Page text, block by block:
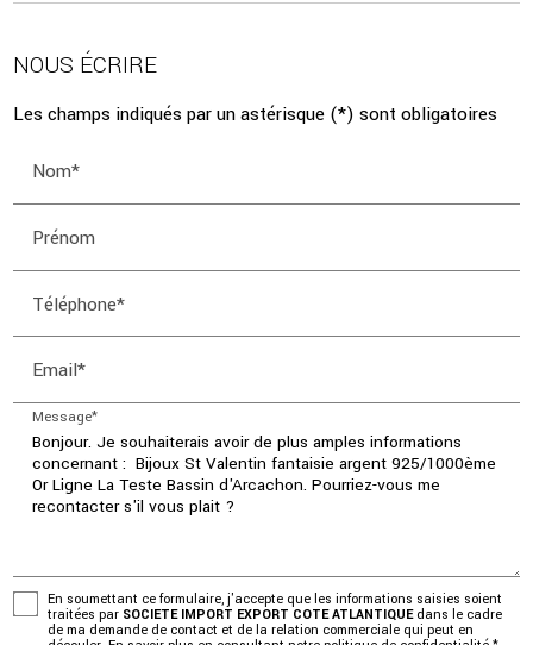
NOUS ÉCRIRE
Les champs indiqués par un astérisque (*) sont obligatoires
Nom*
Prénom
Téléphone*
Email*
Message*
En soumettant ce formulaire, j'accepte que les informations saisies soient
traitées par SOCIETE IMPORT EXPORT COTE ATLANTIQUEdans le cadre
de ma demande de contact et de la relation commerciale qui peut en